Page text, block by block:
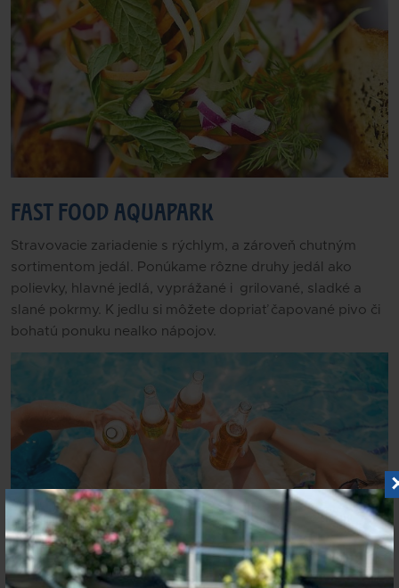
FAST FOOD AQUAPARK
Stravovacie zariadenie s rýchlym, a zároveň chutným
sortimentom jedál. Ponúkame rôzne druhy jedál ako
polievky, hlavné jedlá, vyprážané i grilované, sladké a
slané pokrmy. K jedlu si môžete dopriať čapované pivo či
bohatú ponuku nealko nápojov.